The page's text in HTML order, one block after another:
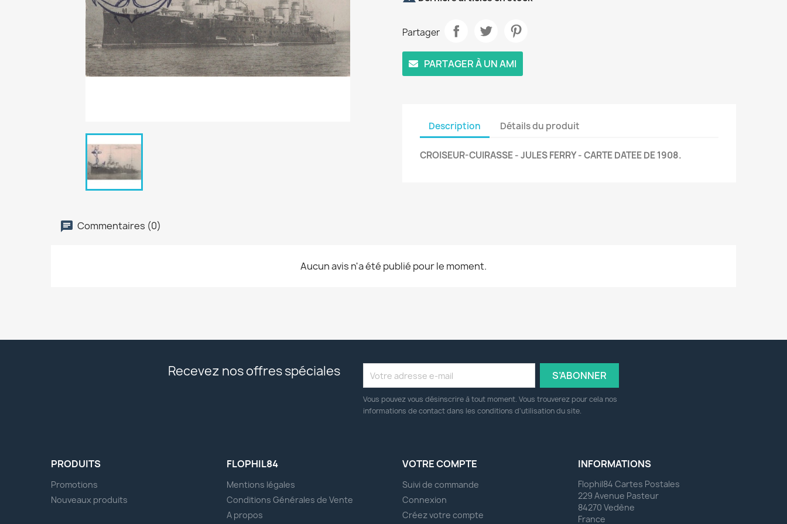
Partager
PARTAGER À UN AMI
Description Détails du produit
CROISEUR-CUIRASSE - JULES FERRY - CARTE DATEE DE 1908.
Commentaires (0)
Aucun avis n'a été publié pour le moment.
Recevez nos offres spéciales
Vous pouvez vous désinscrire à tout moment. Vous trouverez pour cela nos
informations de contact dans les conditions d'utilisation du site.
PRODUITS
Promotions
Nouveaux produits
FLOPHIL84
Mentions légales
Conditions Générales de Vente
A propos
VOTRE COMPTE
Suivi de commande
Connexion
Créez votre compte
INFORMATIONS
Flophil84 Cartes Postales
229 Avenue Pasteur
84270 Vedène
France